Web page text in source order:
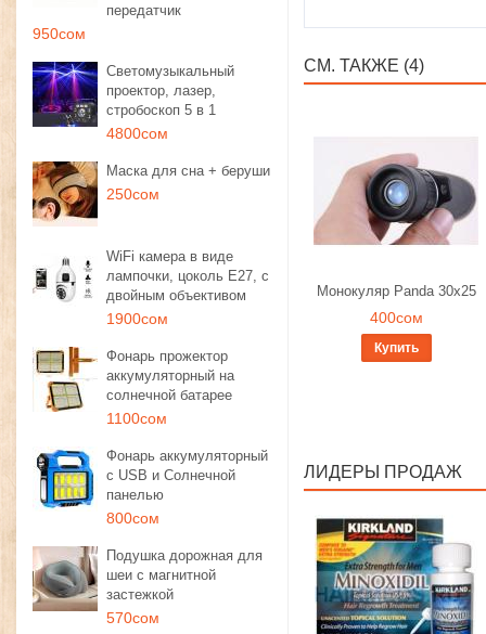
передатчик
950сом
Светомузыкальный
проектор, лазер,
стробоскоп 5 в 1
4800сом
Маска для сна + беруши
250сом
WiFi камера в виде
лампочки, цоколь E27, с
двойным объективом
1900сом
Фонарь прожектор
аккумуляторный на
солнечной батарее
1100сом
Фонарь аккумуляторный
с USB и Солнечной
панелью
800сом
Подушка дорожная для
шеи с магнитной
застежкой
570сом
СМ. ТАКЖЕ (4)
Монокуляр Panda 30x25
400сом
Купить
ЛИДЕРЫ ПРОДАЖ